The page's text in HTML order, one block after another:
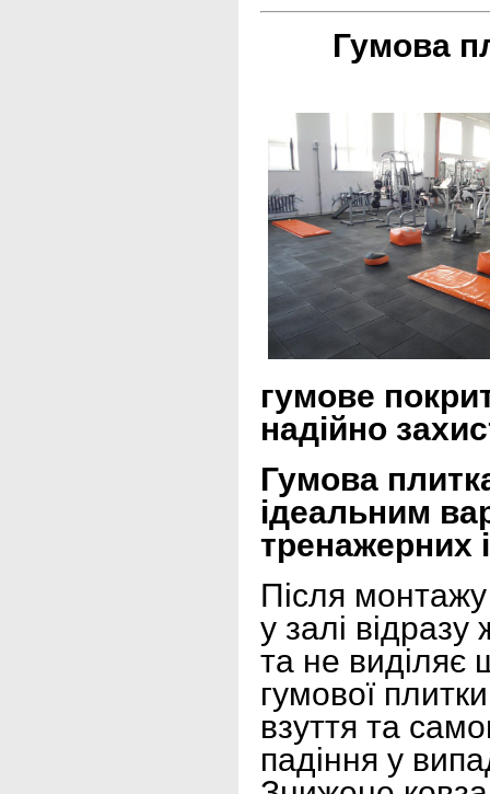
Гумова
гумове
надійно
Гумова
ідеальним
тренажерних
Після
у залі
та не виділяє
гумової
взуття та
падіння у